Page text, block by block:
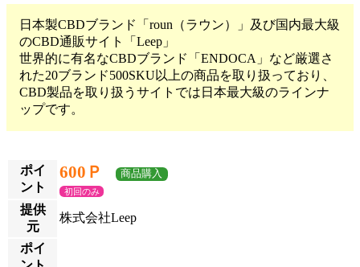
日本製CBDブランド「roun（ラウン）」及び国内最大級
のCBD通販サイト「Leep」
世界的に有名なCBDブランド「ENDOCA」など厳選さ
れた20ブランド500SKU以上の商品を取り扱っており、
CBD製品を取り扱うサイトでは日本最大級のラインナ
ップです。
ポイ
ント
600Ｐ 商品購入
初回のみ
提供
元
株式会社Leep
ポイ